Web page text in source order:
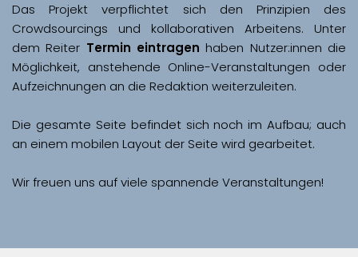
Das Projekt verpflichtet sich den Prinzipien des
Crowdsourcings und kollaborativen Arbeitens. Unter
dem Reiter Termin eintragen haben Nutzer:innen die
Möglichkeit, anstehende Online-Veranstaltungen oder
Aufzeichnungen an die Redaktion weiterzuleiten.
Die gesamte Seite befindet sich noch im Aufbau; auch
Wir freuen uns auf viele spannende Veranstaltungen!